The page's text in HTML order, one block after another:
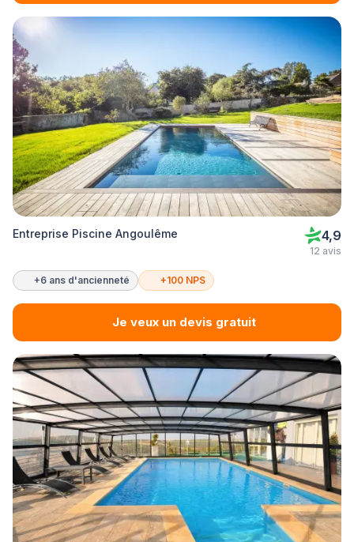
Entreprise Piscine Angoulême 4,9
12 avis
+6 ans d'ancienneté +100 NPS
Je veux un devis gratuit